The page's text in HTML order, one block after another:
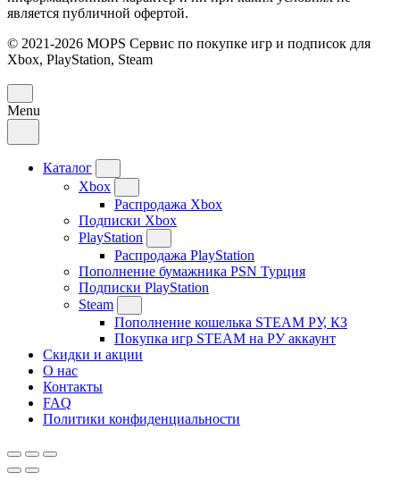
является публичной офертой.
© 2021-2026 MOPS Сервис по покупке игр и подписок для
Xbox, PlayStation, Steam
Menu
Каталог
Xbox
Распродажа Xbox
Подписки Xbox
PlayStation
Распродажа PlayStation
Пополнение бумажника PSN Турция
Подписки PlayStation
Steam
Пополнение кошелька STEAM РУ, КЗ
Покупка игр STEAM на РУ аккаунт
Скидки и акции
О нас
Контакты
FAQ
Политики конфиденциальности